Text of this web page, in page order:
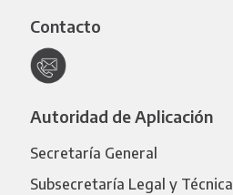
Contacto
Autoridad de Aplicación
Secretaría General
Subsecretaría Legal y Técnica